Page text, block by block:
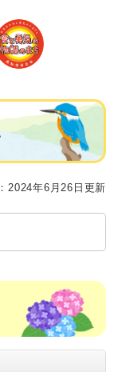
2024年6月26日更新